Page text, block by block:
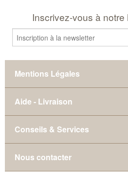
Inscrivez-vous à notre
Mentions Légales
Aide - Livraison
Conseils & Services
Nous contacter